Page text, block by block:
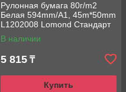
Рулонная бумага 80г/m2
Белая 594mm/A1, 45m*50mm
L1202008 Lomond Стандарт
струйная печать
В наличии
5 815 ₸
Купить